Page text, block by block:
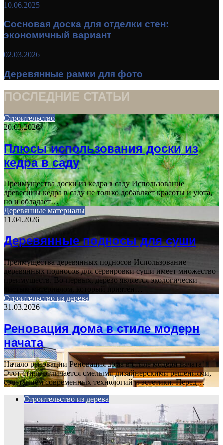
10.06.2025
Сосновая доска для отделки стен:
экономичный вариант
02.03.2026
Деревянные рамки для фото
ПОСЛЕДНИЕ СТАТЬИ
Строительство
20.03.2026
Плюсы использования доски из
кедра в саду
Преимущества доски из кедра в саду Использование
древесины кедра в саду не только добавляет красоты и уюта,
но и обладает…
Деревянные материалы
11.04.2026
Деревянные подносы для суши
Преимущества деревянных подносов Использование
деревянных подносов для сервировки суши имеет множество
преимуществ. Во-первых, дерево является экологически
чистым материалом, который приятен…
Строительство из дерева
31.03.2026
Реновация дома в стиле модерн
начата
Начало реновации Реновация дома в стиле модерн начата!
Этот стиль отличается смелыми дизайнерскими решениями,
сочетанием современных технологий и эстетики. Перед…
Строительство из дерева